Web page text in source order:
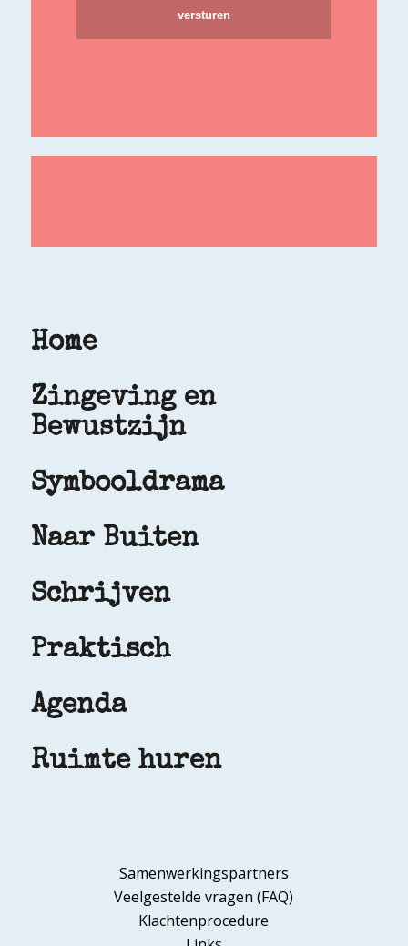
Home
Zingeving en
Bewustzijn
Symbooldrama
Naar Buiten
Schrijven
Praktisch
Agenda
Ruimte huren
Samenwerkingspartners
Veelgestelde vragen (FAQ)
Klachtenprocedure